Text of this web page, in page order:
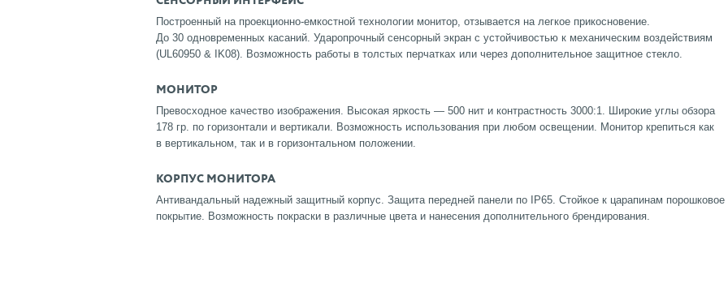
Построенный на проекционно-емкостной технологии монитор, отзывается на легкое прикосновение.
До 30 одновременных касаний. Ударопрочный сенсорный экран с устойчивостью к механическим воздействиям
(UL60950 & IK08). Возможность работы в толстых перчатках или через дополнительное защитное стекло.
МОНИТОР
Превосходное качество изображения. Высокая яркость — 500 нит и контрастность 3000:1. Широкие углы обзора
178 гр. по горизонтали и вертикали. Возможность использования при любом освещении. Монитор крепиться как
в вертикальном, так и в горизонтальном положении.
КОРПУС МОНИТОРА
Антивандальный надежный защитный корпус. Защита передней панели по IP65. Стойкое к царапинам порошковое
покрытие. Возможность покраски в различные цвета и нанесения дополнительного брендирования.